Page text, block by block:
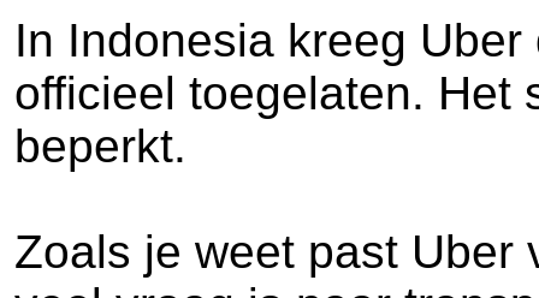
In Indonesia kreeg
officieel toegelaten. Het
beperkt.
Zoals je weet past Uber